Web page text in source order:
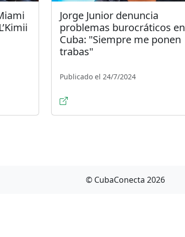
Jorge Junior denuncia
problemas burocráticos en
Cuba: "Siempre me ponen
trabas"
Publicado el 24/7/2024
© CubaConecta 2026